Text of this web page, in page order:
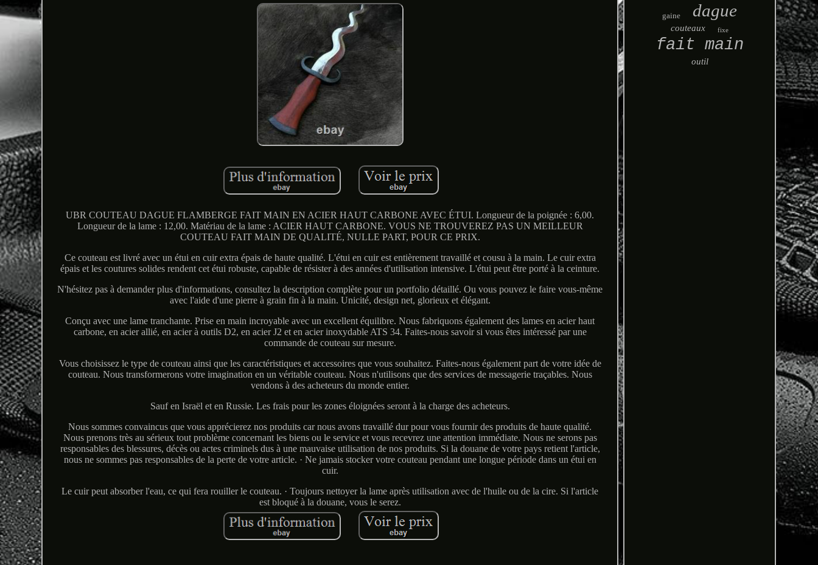
UBR COUTEAU DAGUE FLAMBERGE FAIT MAIN EN ACIER HAUT CARBONE AVEC ÉTUI. Longueur de la poignée : 6,00.
Longueur de la lame : 12,00. Matériau de la lame : ACIER HAUT CARBONE. VOUS NE TROUVEREZ PAS UN MEILLEUR
COUTEAU FAIT MAIN DE QUALITÉ, NULLE PART, POUR CE PRIX.
Ce couteau est livré avec un étui en cuir extra épais de haute qualité. L'étui en cuir est entièrement travaillé et cousu à la main. Le cuir extra
épais et les coutures solides rendent cet étui robuste, capable de résister à des années d'utilisation intensive. L'étui peut être porté à la ceinture.
N'hésitez pas à demander plus d'informations, consultez la description complète pour un portfolio détaillé. Ou vous pouvez le faire vous-même
avec l'aide d'une pierre à grain fin à la main. Unicité, design net, glorieux et élégant.
Conçu avec une lame tranchante. Prise en main incroyable avec un excellent équilibre. Nous fabriquons également des lames en acier haut
carbone, en acier allié, en acier à outils D2, en acier J2 et en acier inoxydable ATS 34. Faites-nous savoir si vous êtes intéressé par une
commande de couteau sur mesure.
Vous choisissez le type de couteau ainsi que les caractéristiques et accessoires que vous souhaitez. Faites-nous également part de votre idée de
couteau. Nous transformerons votre imagination en un véritable couteau. Nous n'utilisons que des services de messagerie traçables. Nous
vendons à des acheteurs du monde entier.
Sauf en Israël et en Russie. Les frais pour les zones éloignées seront à la charge des acheteurs.
Nous sommes convaincus que vous apprécierez nos produits car nous avons travaillé dur pour vous fournir des produits de haute qualité.
Nous prenons très au sérieux tout problème concernant les biens ou le service et vous recevrez une attention immédiate. Nous ne serons pas
responsables des blessures, décès ou actes criminels dus à une mauvaise utilisation de nos produits. Si la douane de votre pays retient l'article,
nous ne sommes pas responsables de la perte de votre article. · Ne jamais stocker votre couteau pendant une longue période dans un étui en
cuir.
Le cuir peut absorber l'eau, ce qui fera rouiller le couteau. · Toujours nettoyer la lame après utilisation avec de l'huile ou de la cire. Si l'article
est bloqué à la douane, vous le serez.
gaine dague
couteaux fixe
fait main
outil